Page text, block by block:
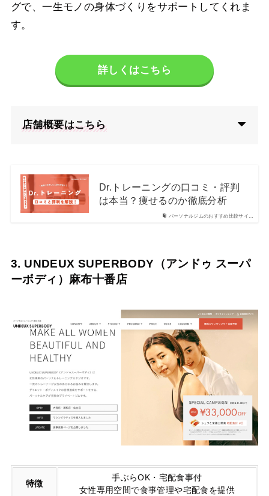
グで、一生モノの身体づくりをサポートしてくれま
す。
詳しくはこちら
店舗概要はこちら
パーソナルジムのおすすめ比較サイ…
Dr.トレーニングの口コミ・評判
は本当？痩せるのか徹底分析
3. UNDEUX SUPERBODY（アンドゥ スーパ
ーボディ）麻布十番店
特徴
手ぶらOK・宅配食事付
女性専用空間で食事管理や宅配食を提供